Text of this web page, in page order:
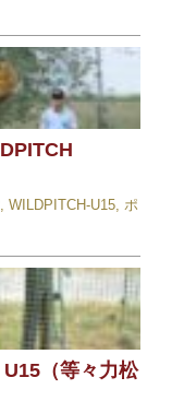
, WILDPITCH-U15, ポ
（等々力松